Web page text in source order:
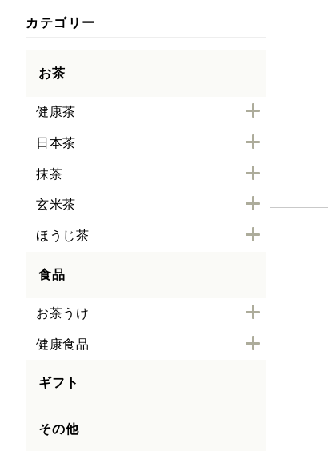
カテゴリー
お茶
健康茶
日本茶
抹茶
玄米茶
ほうじ茶
食品
お茶うけ
健康食品
ギフト
その他